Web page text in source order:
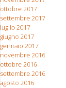
ottobre 2017
settembre 2017
luglio 2017
giugno 2017
gennaio 2017
novembre 2016
ottobre 2016
settembre 2016
agosto 2016